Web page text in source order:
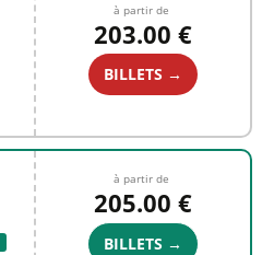
à partir de
203.00 €
BILLETS →
à partir de
205.00 €
BILLETS →